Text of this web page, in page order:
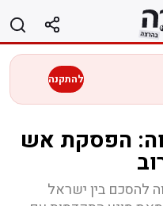
להתקנה
הפסקת אש
להסכם בין ישראל